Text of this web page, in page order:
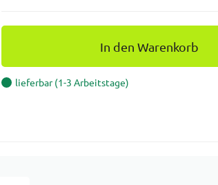
In den Warenkorb
lieferbar (1-3 Arbeitstage)